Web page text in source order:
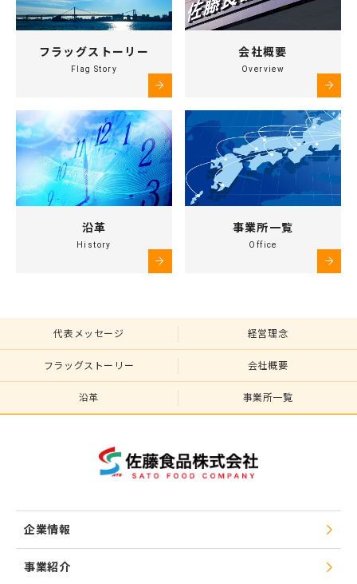
フラッグストーリー
Flag Story
会社概要
Overview
沿革
History
事業所一覧
Office
代表メッセージ 経営理念
フラッグストーリー 会社概要
沿革 事業所一覧
企業情報
事業紹介